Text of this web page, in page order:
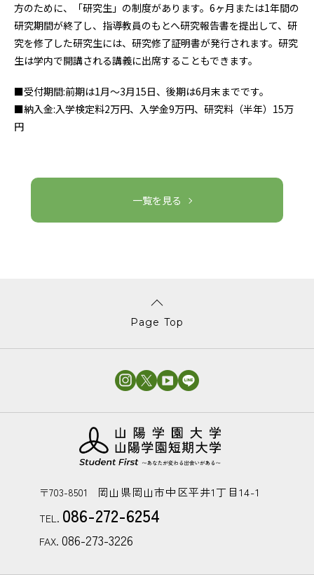
方のために、「研究生」の制度があります。6ヶ月または1年間の
研究期間が終了し、指導教員のもとへ研究報告書を提出して、研
究を修了した研究生には、研究修了証明書が発行されます。研究
生は学内で開講される講義に出席することもできます。
■受付期間:前期は1月〜3月15日、後期は6月末までです。
■納入金:入学検定料2万円、入学金9万円、研究料（半年）15万
円
一覧を見る
Page Top
〒703-8501 岡山県岡山市中区平井1丁目14-1
TEL. 086-272-6254
FAX. 086-273-3226